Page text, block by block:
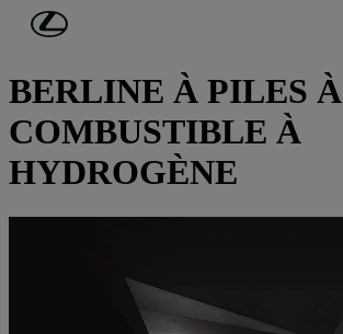
Passer au contenu principal
DÉCOUVREZ LEXUS
BERLINE À PILES À
COMBUSTIBLE À
HYDROGÈNE